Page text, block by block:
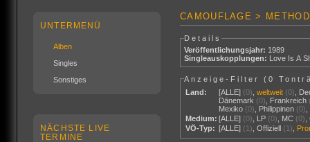
UNTERMENÜ
Alben
Singles
Sonstiges
NÄCHSTE LIVE
TERMINE
CAMOUFLAGE >
Details
Veröffentlichungsjahr: 1989
Singleauskopplungen: Love Is A
Anzeige-Filter (0
Land:
[ALLE] (0) ,weltweit (0)
Dänemark (0) Frankreich
Mexiko (0) Philippinen (0)
Medium: [ALLE] (0) LP (0) MC (0) ,
VÖ-Typ: [ALLE] (1) ,Offiziell (1)